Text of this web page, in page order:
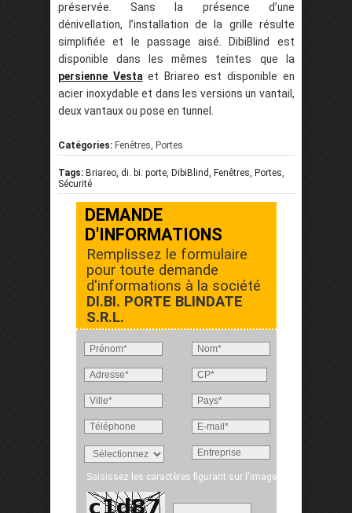
préservée. Sans la présence d’une
dénivellation, l’installation de la grille résulte
simplifiée et le passage aisé. DibiBlind est
disponible dans les mêmes teintes que la
persienne Vesta et Briareo est disponible en
acier inoxydable et dans les versions un vantail,
deux vantaux ou pose en tunnel.
Catégories: Fenêtres, Portes
Tags: Briareo, di. bi. porte, DibiBlind, Fenêtres, Portes,
Sécurité
DEMANDE
D'INFORMATIONS
Remplissez le formulaire
pour toute demande
d'informations à la société
DI.BI. PORTE BLINDATE
S.R.L.
Saisissez les caractères figurant sur l'image